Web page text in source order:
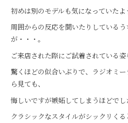
初めは別のモデルも気になっていたよ
周囲からの反応を聞いたりしている
が・・・。
ご来店された際にご試着されている姿
驚くほどの似合いぶりで、ラジオミ
ら見ても、
悔しいですが嫉妬してしまうほどでし
クラシックなスタイルがシックリく